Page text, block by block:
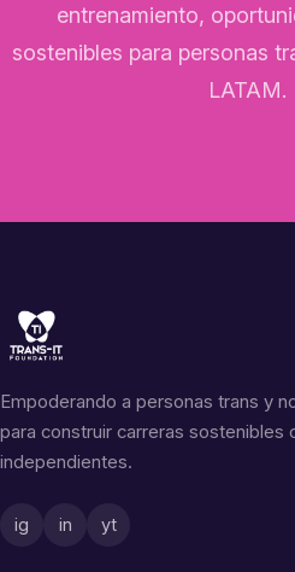
entrenamiento,
sostenibles para personas
LATAM.
Empoderando a personas trans y
para construir carreras sostenibles
independientes.
ig in yt